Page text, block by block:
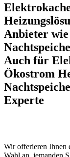
Anbieter
Auch für
Ökostrom
Experte
Wir offerieren Ihnen
Wahl an, jemanden